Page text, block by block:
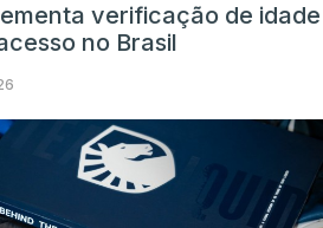
verificação de idade
no Brasil